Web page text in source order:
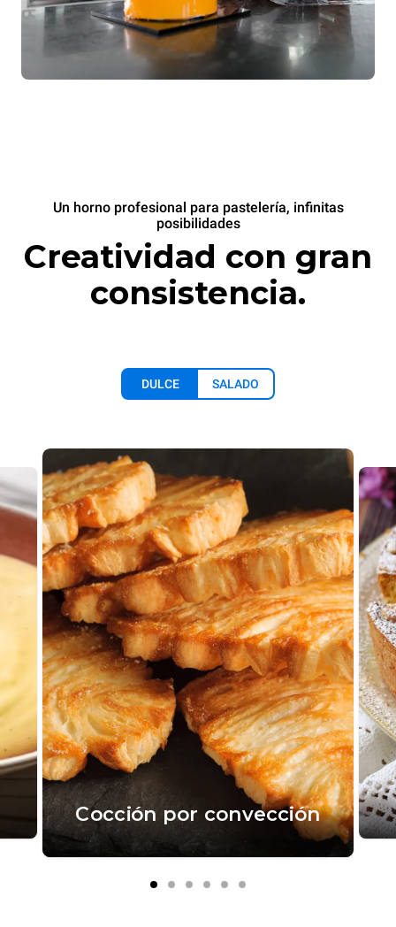
Un horno profesional para pastelería, infinitas
posibilidades
Creatividad con gran
consistencia.
DULCE SALADO
Cocción por convección